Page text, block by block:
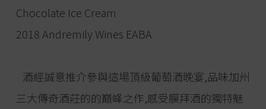
Chocolate Ice Cream
2018 Andremily Wines EABA
酒經誠意推介參與這場頂級葡萄酒晚宴,品味加州
三大傳奇酒莊的的巔峰之作,感受膜拜酒的獨特魅